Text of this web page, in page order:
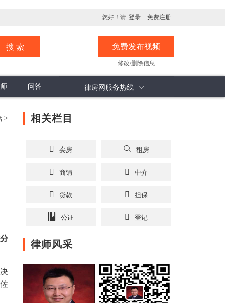
您好！请 登录 免费注册
免费发布视频
修改/删除信息
问答 律房网服务热线
> 相关栏目
卖房 租房
商铺 中介
贷款 担保
公证 登记
律师风采